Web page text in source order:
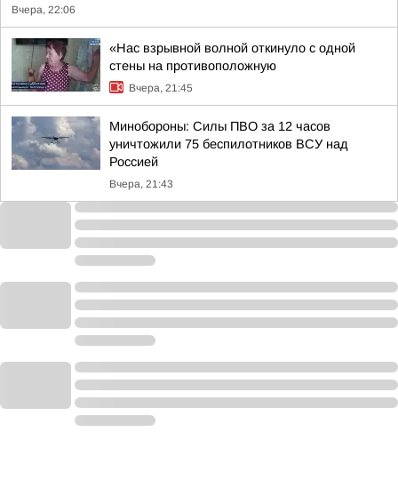
Вчера, 22:06
«Нас взрывной волной откинуло с одной
стены на противоположную
Вчера, 21:45
Минобороны: Силы ПВО за 12 часов
уничтожили 75 беспилотников ВСУ над
Россией
Вчера, 21:43